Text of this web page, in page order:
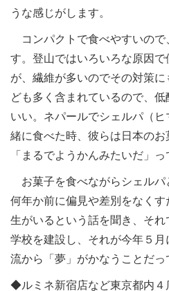
うな感じがします。
コンパクトで食べやすいので
す。登山ではいろいろな原因
が、繊維が多いのでその対策
ども多く含まれているので、
いい。ネパールでシェルパ（
緒に食べた時、彼らは日本のお
「まるでようかんみたいだ」っ
お菓子を食べながらシェルパ
何年か前に偏見や差別をなく
生がいるという話を聞き、そ
学校を建設し、それが今年５
流から「夢」がかなうことだっ
◆ルミネ新宿店など東京都内４